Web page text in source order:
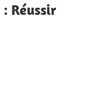
Réussir